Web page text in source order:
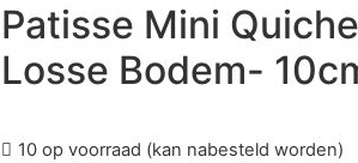
Patisse Mini
Losse Bodem-
10 op voorraad (kan nabesteld worden)